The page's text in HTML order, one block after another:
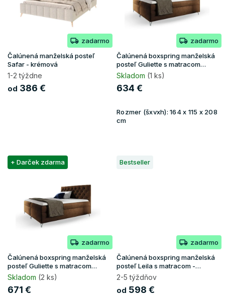
u
k
t
o
zadarmo
Čalúnená manželská posteľ
Safar - krémová
1-2 týždne
od 386 €
zadarmo
Čalúnená boxspring manželská
posteľ Guliette s matracom
160x200 - hnedá
Skladom (1 ks)
634 €
Rozmer (šxvxh): 164 x 115 x 208
cm
+ Darček zdarma
zadarmo
Čalúnená boxspring manželská
posteľ Guliette s matracom
180x200 - hnedá
Skladom (2 ks)
671 €
Bestseller
zadarmo
Čalúnená boxspring manželská
posteľ Leila s matracom -
béžová
2-5 týždňov
od 598 €